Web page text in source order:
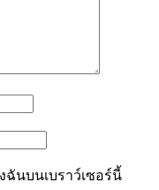
นบนเบราว์เซอร์นี้